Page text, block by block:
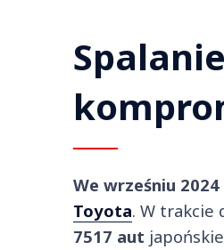
We wrześniu
Toyota. W trakcie
7517 aut